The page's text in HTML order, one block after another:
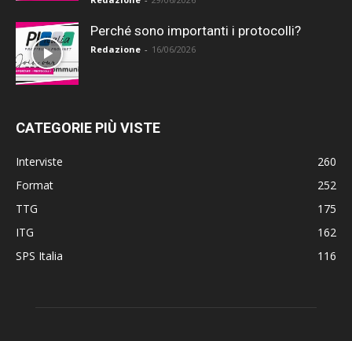
Perché sono importanti i protocolli?
Redazione - 16/06/2026
CATEGORIE PIÙ VISTE
Interviste
260
Format
252
TTG
175
ITG
162
SPS Italia
116